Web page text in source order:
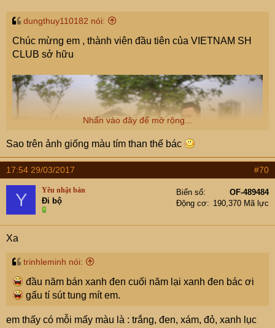
dungthuy110182 nói:
Chúc mừng em , thành viên đầu tiên của VIETNAM SH
CLUB sở hữu
Nhấn vào đây để mở rộng...
Sao trên ảnh giống màu tím than thế bác
17:54 29/03/2017 #70
Y Yêu nhật bản
Đi bộ
Biển số
OF-489484
Động cơ
190,370 Mã lực
Xa
trinhleminh nói:
đầu năm bán xanh đen cuối năm lại xanh đen bác ơi
gấu tí sút tung mít em.
em thấy có mỗi mấy màu là : trắng, đen, xám, đỏ, xanh lục